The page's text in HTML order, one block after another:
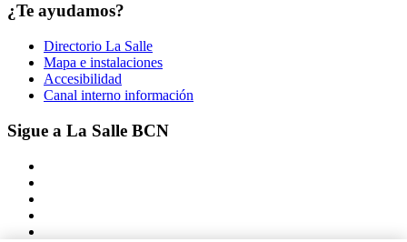
¿Te ayudamos?
Directorio La Salle
Mapa e instalaciones
Accesibilidad
Canal interno información
Sigue a La Salle BCN